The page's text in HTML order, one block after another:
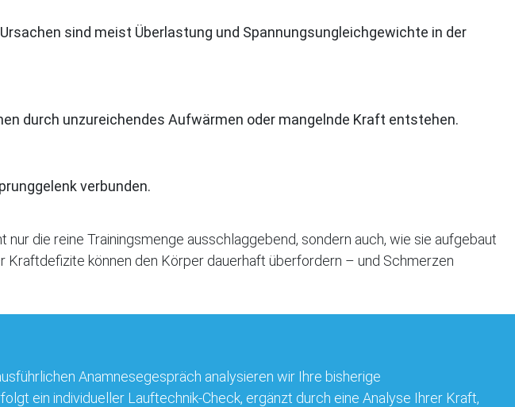
sind meist Überlastung und Spannungsungleichgewichte in der
durch unzureichendes Aufwärmen oder mangelnde Kraft entstehen.
verbunden.
die reine Trainingsmenge ausschlaggebend, sondern auch, wie sie aufgebaut
Kraftdefizite können den Körper dauerhaft überfordern – und Schmerzen
Anamnesegespräch analysieren wir Ihre bisherige
ein individueller Lauftechnik-Check, ergänzt durch eine Analyse Ihrer Kraft,